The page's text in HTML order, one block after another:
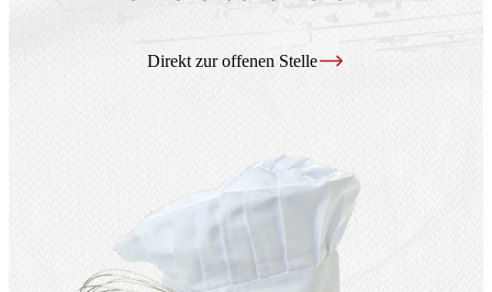
Alle Produkte
Filialen & Öffnungszeiten
Direkt zur offenen Stelle